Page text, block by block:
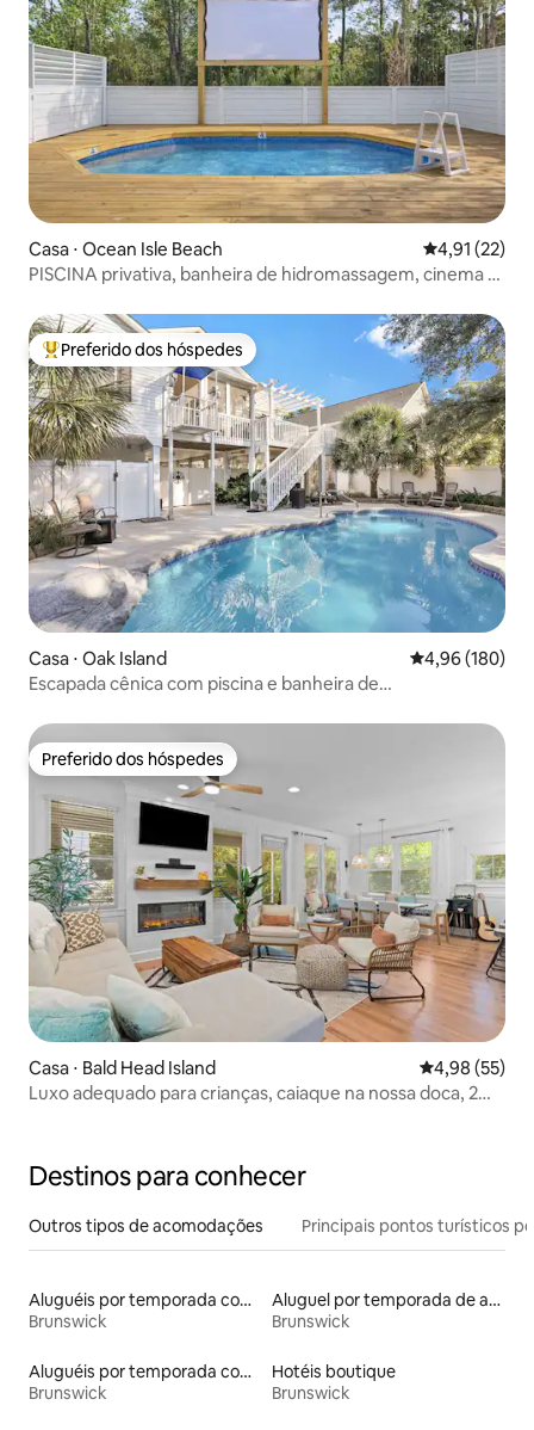
Casa ⋅ Ocean Isle Beach 4,91 de uma
4,91 (22)
PISCINA privativa, banheira de hidromassagem, cinema E
Entre os melhores preferidos dos hóspedes
Preferido dos hóspedes
Casa ⋅ Oak Island 4,96 de uma
4,96 (180)
Escapada cênica com piscina e banheira de
Preferido dos hóspedes
Preferido dos hóspedes
Casa ⋅ Bald Head Island 4,98 de uma
4,98 (55)
Luxo adequado para crianças, caiaque na nossa doca, 2
Destinos para conhecer
Outros tipos de acomodações Principais pontos turísticos
Aluguéis por temporada com banheira de hidromassagem
Brunswick
Aluguel por temporada de apart-hotéis
Brunswick
Aluguéis por temporada com acesso à praia
Brunswick
Hotéis boutique
Brunswick